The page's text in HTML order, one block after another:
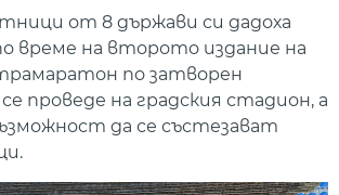
от 8 държави си дадоха
време на второто издание на
по затворен
проведе на градския стадион, а
да се състезават